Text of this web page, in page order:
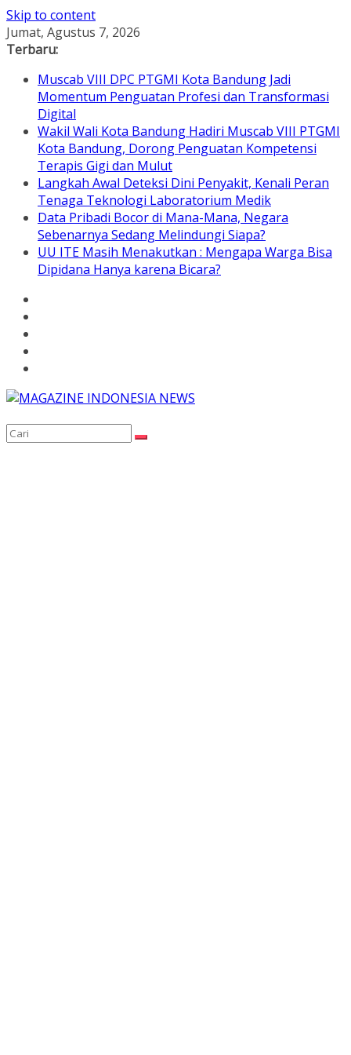
Skip to content
Jumat, Agustus 7, 2026
Terbaru:
Muscab VIII DPC PTGMI Kota Bandung Jadi
Momentum Penguatan Profesi dan Transformasi
Digital
Wakil Wali Kota Bandung Hadiri Muscab VIII PTGMI
Kota Bandung, Dorong Penguatan Kompetensi
Terapis Gigi dan Mulut
Langkah Awal Deteksi Dini Penyakit, Kenali Peran
Tenaga Teknologi Laboratorium Medik
Data Pribadi Bocor di Mana-Mana, Negara
Sebenarnya Sedang Melindungi Siapa?
UU ITE Masih Menakutkan : Mengapa Warga Bisa
Dipidana Hanya karena Bicara?